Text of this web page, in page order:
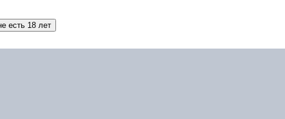
Добавить в корзину
есть 18 лет